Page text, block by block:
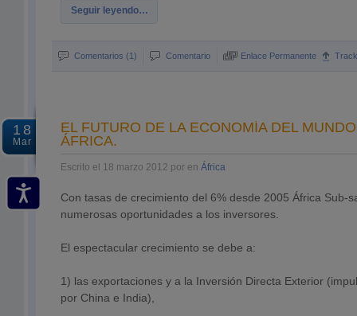
Seguir leyendo…
Comentarios (1) Comentario Enlace Permanente
18
Mar
EL FUTURO DE LA ECONOMÍA DEL
ÁFRICA.
Escrito el 18 marzo 2012 por en África
Con tasas de crecimiento del 6% desde 2005 África Sub-
numerosas oportunidades a los inversores.
El espectacular crecimiento se debe a:
1) las exportaciones y a la Inversión Directa Exterior
por China e India),